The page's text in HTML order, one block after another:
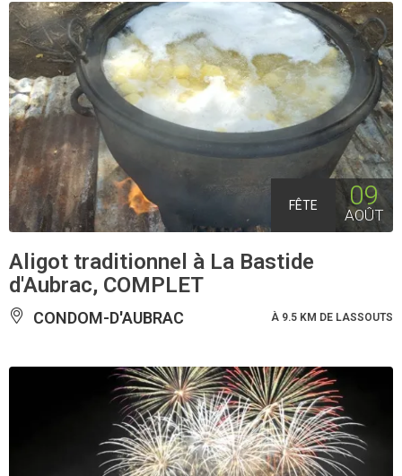
FÊTE 09
AOÛT
Aligot traditionnel à La Bastide
d'Aubrac, COMPLET
CONDOM-D'AUBRAC À 9.5 KM DE LASSOUTS